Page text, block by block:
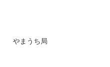
やまうち局